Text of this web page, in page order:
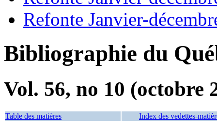
Refonte Janvier-
Bibliographie du
Vol. 56, no 10 (octobre
Table des matières Index des vedettes-